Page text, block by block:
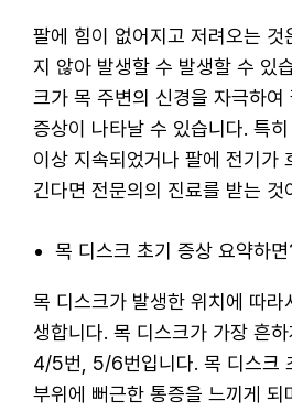
팔에 힘이 없어지고 저려오는 것
지 않아 발생할 수 발생할 수 있
크가 목 주변의 신경을 자극하여
증상이 나타날 수 있습니다. 특
이상 지속되었거나 팔에 전기가
긴다면 전문의의 진료를 받는 것
목 디스크 초기 증상 요약하면
목 디스크가 발생한 위치에 따라
생합니다. 목 디스크가 가장 흔
4/5번, 5/6번입니다. 목 디스크
부위에 뻐근한 통증을 느끼게